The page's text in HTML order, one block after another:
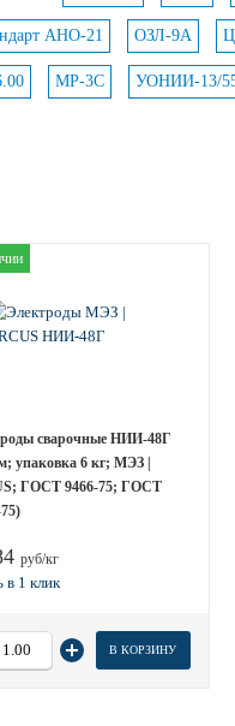
АНО-21 ОЗЛ-9А
МР-3С УОНИИ-13/
сварочные НИИ-48Г
упаковка 6 кг; МЭЗ |
ГОСТ 9466-75; ГОСТ
руб/кг
В КОРЗИНУ